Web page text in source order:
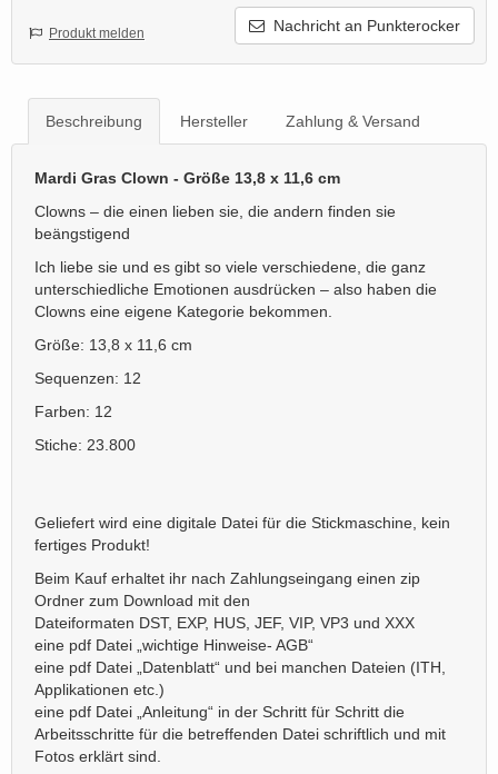
Nachricht an Punkterocker
Produkt melden
Beschreibung Hersteller Zahlung & Versand
Mardi Gras Clown - Größe 13,8 x 11,6 cm
Clowns – die einen lieben sie, die andern finden sie
beängstigend
Ich liebe sie und es gibt so viele verschiedene, die ganz
unterschiedliche Emotionen ausdrücken – also haben die
Clowns eine eigene Kategorie bekommen.
Größe: 13,8 x 11,6 cm
Sequenzen: 12
Farben: 12
Stiche: 23.800
Geliefert wird eine digitale Datei für die Stickmaschine, kein
fertiges Produkt!
Beim Kauf erhaltet ihr nach Zahlungseingang einen zip
Ordner zum Download mit den
Dateiformaten DST, EXP, HUS, JEF, VIP, VP3 und XXX
eine pdf Datei „wichtige Hinweise- AGB“
eine pdf Datei „Datenblatt“ und bei manchen Dateien (ITH,
Applikationen etc.)
eine pdf Datei „Anleitung“ in der Schritt für Schritt die
Arbeitsschritte für die betreffenden Datei schriftlich und mit
Fotos erklärt sind.